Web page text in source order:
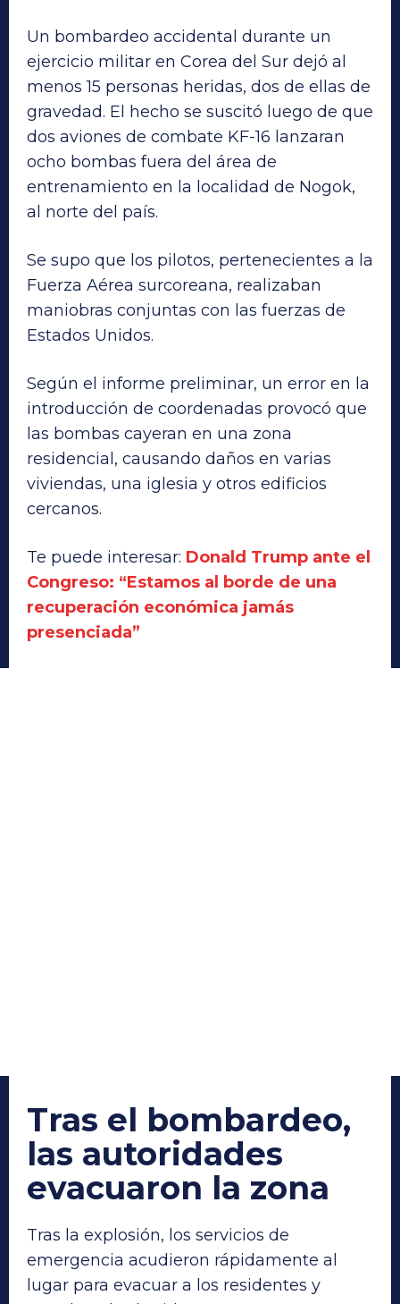
Un bombardeo accidental durante un
ejercicio militar en Corea del Sur dejó al
menos 15 personas heridas, dos de ellas de
gravedad. El hecho se suscitó luego de que
dos aviones de combate KF-16 lanzaran
ocho bombas fuera del área de
entrenamiento en la localidad de Nogok,
al norte del país.
Se supo que los pilotos, pertenecientes a la
Fuerza Aérea surcoreana, realizaban
maniobras conjuntas con las fuerzas de
Estados Unidos.
Según el informe preliminar, un error en la
introducción de coordenadas provocó que
las bombas cayeran en una zona
residencial, causando daños en varias
viviendas, una iglesia y otros edificios
cercanos.
Te puede interesar: Donald Trump ante el
Congreso: “Estamos al borde de una
recuperación económica jamás
presenciada”
Tras el bombardeo,
las autoridades
evacuaron la zona
Tras la explosión, los servicios de
emergencia acudieron rápidamente al
lugar para evacuar a los residentes y